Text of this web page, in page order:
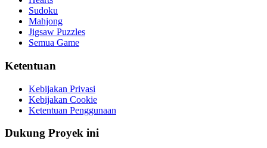
Sudoku
Mahjong
Jigsaw Puzzles
Semua Game
Ketentuan
Kebijakan Privasi
Kebijakan Cookie
Ketentuan Penggunaan
Dukung Proyek ini